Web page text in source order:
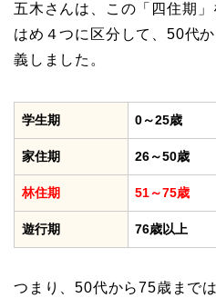
五木さんは、この「四住期
はめ４つに区分して、50代
義しました。
学生期 0～25歳
家住期 26～50歳
林住期 51～75歳
遊行期 76歳以上
つまり、50代から75歳までは